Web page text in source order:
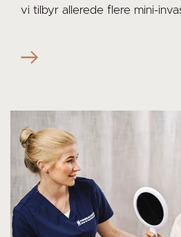
vi tilbyr allerede flere mini-